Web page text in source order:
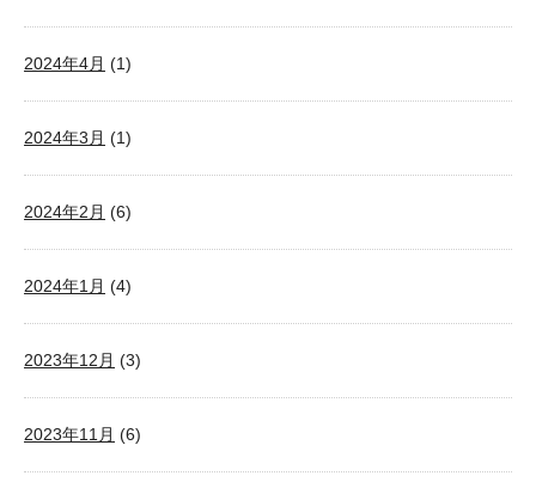
2024年4月 (1)
2024年3月 (1)
2024年2月 (6)
2024年1月 (4)
2023年12月 (3)
2023年11月 (6)